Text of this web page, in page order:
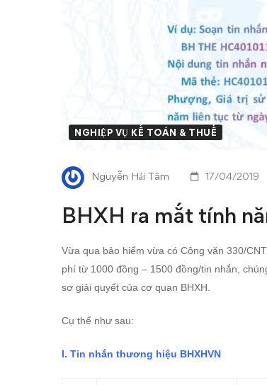
SMS
NGHIỆP VỤ KẾ TOÁN & THUẾ
Nguyễn Hải Tâm 17/04/2019
BHXH ra mắt tính
Vừa qua bảo hiểm vừa có Công văn 330/
phí từ 1000 đồng – 1500 đồng/tin nhắn,
sơ giải quyết của cơ quan BHXH.
Cụ thể như sau:
I. Tin nhắn thương hiệu BHXHVN